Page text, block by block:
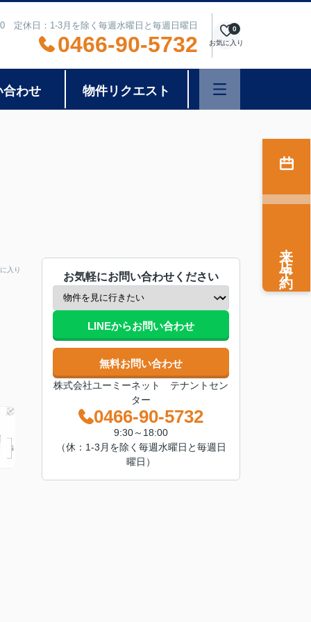
定休日：1-3月を除く毎週水曜日と毎週日曜日
0466-90-5732 お気に入り
0
合わせ 物件リクエスト
入り
お気軽にお問い合わせください
LINEからお問い合わせ
無料お問い合わせ
株式会社ユーミーネット テナントセン
ター
0466-90-5732
9:30～18:00
（休：1-3月を除く毎週水曜日と毎週日
曜日）
来店予約